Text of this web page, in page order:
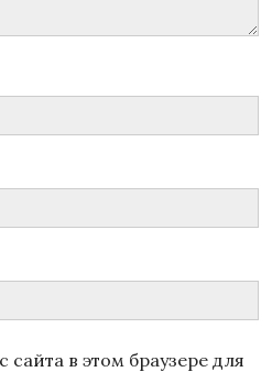
в этом браузере для